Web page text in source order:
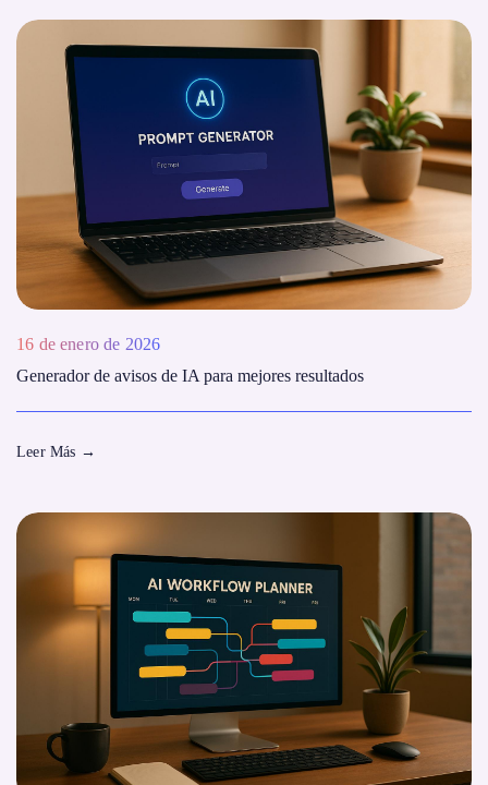
16 de enero de 2026
Generador de avisos de IA para mejores resultados
Leer Más →